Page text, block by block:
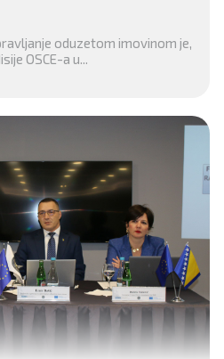
U TUZLANSKOM
oduzetom imovinom je,
OSCE-a u...